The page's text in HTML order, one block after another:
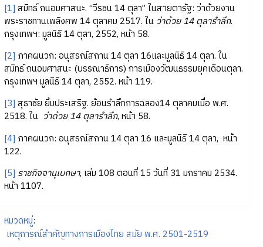
[1] สมิทธ์ ถนอมศาสนะ. “วีรชน 14 ตุลา” ในสายตารัฐ: ว่าด้วยงาน
พระราชทานเพลิงศพ 14 ตุลาคม 2517. ใน ว่าด้วย 14 ตุลารำลึก.
กรุงเทพฯ: มูลนิธิ 14 ตุลา, 2552, หน้า 58.
[2] ภาคผนวก: อนุสรณ์สถาน 14 ตุลา 16และมูลนิธิ 14 ตุลา. ใน
สมิทธ์ ถนอมศาสนะ (บรรณาธิการ) การเมืองวัฒนธรรมยุคเดือนตุลา.
กรุงเทพฯ มูลนิธิ 14 ตุลา, 2552. หน้า 119.
[3] สุธาชัย ยิ้มประเสริฐ. ย้อนรำลึกการฉลอง14 ตุลาคมเมื่อ พ.ศ.
2518. ใน ว่าด้วย 14 ตุลารำลึก, หน้า 58.
[4] ภาคผนวก: อนุสรณ์สถาน 14 ตุลา 16 และมูลนิธิ 14 ตุลา, หน้า
122.
[5] ราชกิจจานุเบกษา, เล่ม 108 ตอนที่ 15 วันที่ 31 มกราคม 2534.
หน้า 1107.
หมวดหมู่:
เหตุการณ์สำคัญทางการเมืองไทย สมัย พ.ศ. 2501-2519